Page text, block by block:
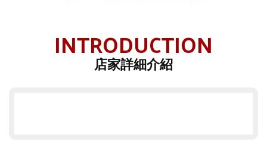
INTRODUCTION
店家詳細介紹